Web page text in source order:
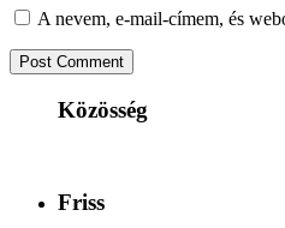
A nevem, e-mail-címem, és
Közösség
Friss